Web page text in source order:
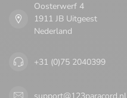
Oosterwerf 4
1911 JB Uitgeest
Nederland
+31 (0)75 2040399
support@123paracord.nl